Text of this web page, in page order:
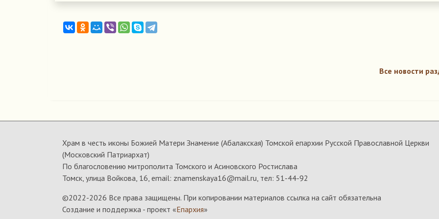
Все новости
Храм в честь иконы Божией Матери Знамение (Абалакская) Томской епархии Русской Православной Церкви
(Московский Патриархат)
По благословению митрополита Томского и Асиновского Ростислава
Томск, улица Войкова, 16, email: znamenskaya16@mail.ru, тел: 51-44-92
©2022-2026 Все права защищены. При копировании материалов ссылка на сайт обязательна
Создание и поддержка - проект «Епархия»